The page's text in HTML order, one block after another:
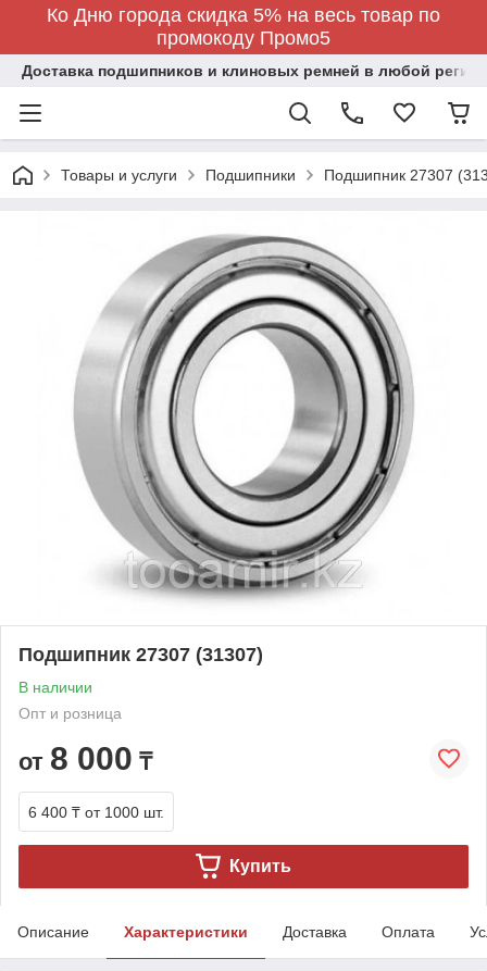
Ко Дню города скидка 5% на весь товар по
промокоду Промо5
Доставка подшипников и клиновых ремней в любой регион
Товары и услуги Подшипники Подшипник 27307
Подшипник 27307 (31307)
В наличии
Опт и розница
от 8 000 ₸
6 400 ₸ от 1000 шт.
Купить
Описание Характеристики Доставка Оплата